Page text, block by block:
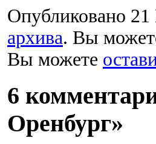
Опубликовано
архива. Вы
Вы можете
6
Оренбург»